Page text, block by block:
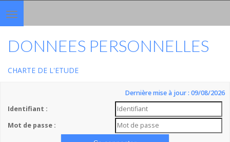
Toggle
navigation
DONNEES PERSONNELLES
CHARTE DE L'ETUDE
Dernière mise à jour : 09/08/2026
Identifiant :
Mot de passe :